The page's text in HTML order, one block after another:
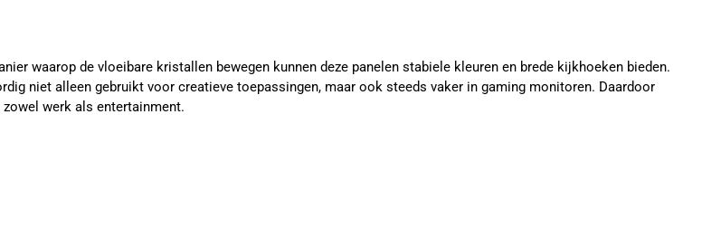
waarop de vloeibare kristallen bewegen kunnen deze panelen stabiele kleuren en brede kijkhoeken bieden.
niet alleen gebruikt voor creatieve toepassingen, maar ook steeds vaker in gaming monitoren. Daardoor
werk als entertainment.